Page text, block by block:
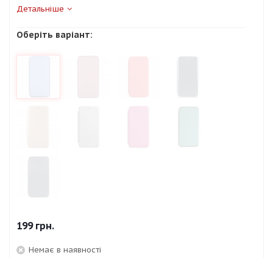
Детальніше
Оберіть варіант:
199грн.
Немає в наявності